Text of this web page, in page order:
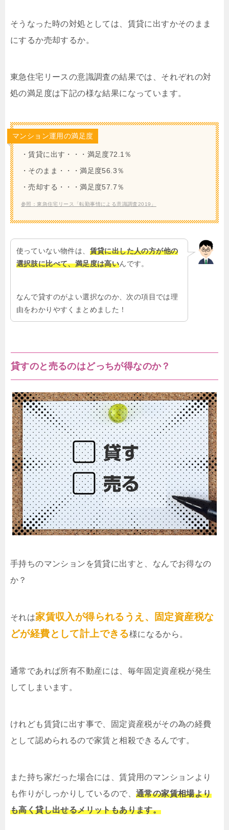
そうなった時の対処としては、賃貸に出すかそのまま
にするか売却するか。
東急住宅リースの意識調査の結果では、それぞれの対
処の満足度は下記の様な結果になっています。
マンション運用の満足度
・賃貸に出す・・・満足度72.1％
・そのまま・・・満足度56.3％
・売却する・・・満足度57.7％
参照：東急住宅リース「転勤事情による意識調査2019」
使っていない物件は、 賃貸に出した人の方が他の
選択肢に比べて、満足度は高いんです。
なんで貸すのがよい選択なのか、次の項目では理
由をわかりやすくまとめました！
貸すのと売るのはどっちが得なのか？
手持ちのマンションを賃貸に出すと、なんでお得なの
か？
それは家賃収入が得られるうえ、固定資産税な
どが経費として計上できる様になるから。
通常であれば所有不動産には、毎年固定資産税が発生
してしまいます。
けれども賃貸に出す事で、固定資産税がその為の経費
として認められるので家賃と相殺できるんです。
また持ち家だった場合には、賃貸用のマンションより
も作りがしっかりしているので、 通常の家賃相場より
も高く貸し出せるメリットもあります。